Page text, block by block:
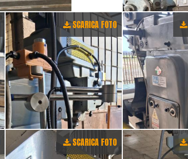
SCARICA FOTO
SCARICA FOTO